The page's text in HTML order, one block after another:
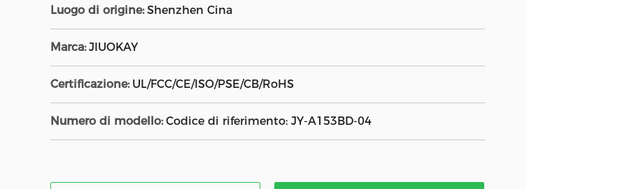
Luogo di origine: Shenzhen Cina
Marca: JIUOKAY
Certificazione: UL/FCC/CE/ISO/PSE/CB/RoHS
Numero di modello: Codice di riferimento: JY-A153BD-04